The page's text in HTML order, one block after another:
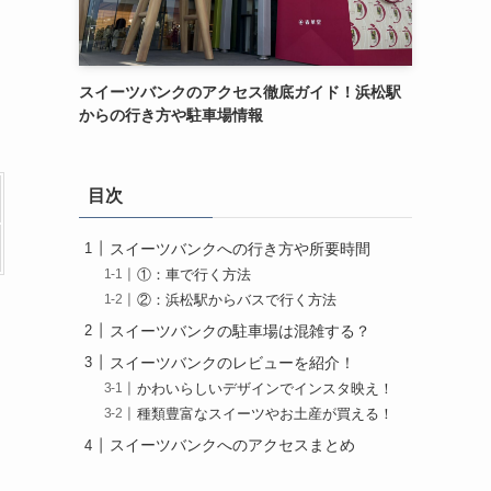
スイーツバンクのアクセス徹底ガイド！浜松駅
からの行き方や駐車場情報
目次
スイーツバンクへの行き方や所要時間
①：車で行く方法
②：浜松駅からバスで行く方法
スイーツバンクの駐車場は混雑する？
スイーツバンクのレビューを紹介！
かわいらしいデザインでインスタ映え！
種類豊富なスイーツやお土産が買える！
スイーツバンクへのアクセスまとめ